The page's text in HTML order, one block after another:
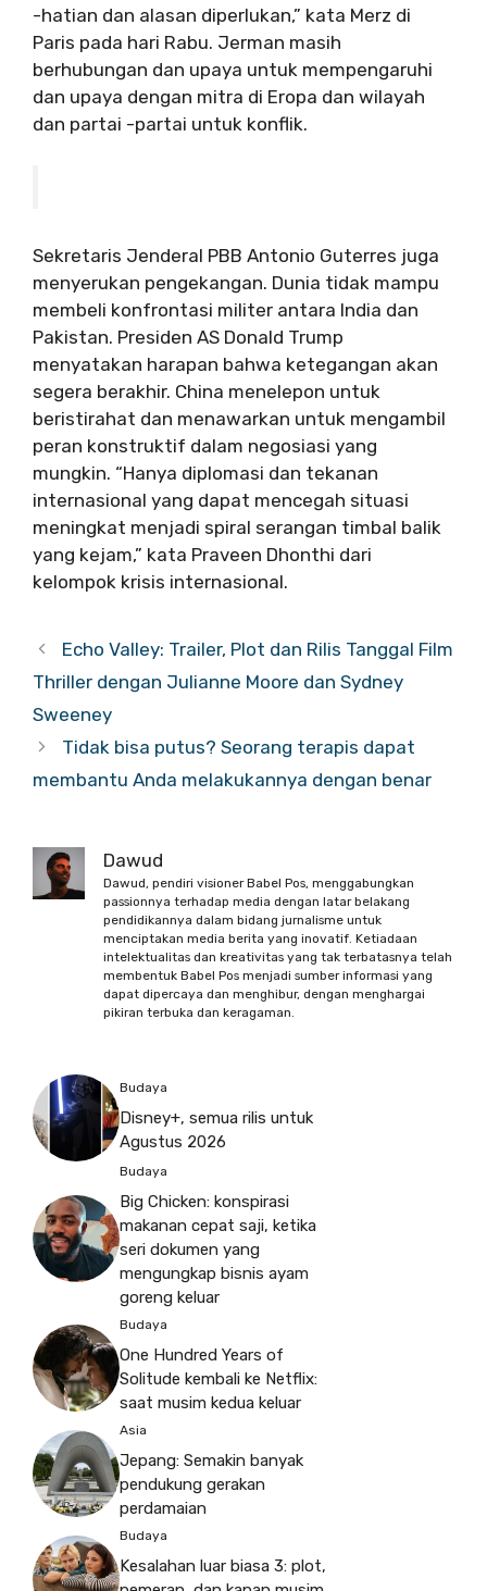
-hatian dan alasan diperlukan,” kata Merz di
Paris pada hari Rabu. Jerman masih
berhubungan dan upaya untuk mempengaruhi
dan upaya dengan mitra di Eropa dan wilayah
dan partai -partai untuk konflik.
Sekretaris Jenderal PBB Antonio Guterres juga
menyerukan pengekangan. Dunia tidak mampu
membeli konfrontasi militer antara India dan
Pakistan. Presiden AS Donald Trump
menyatakan harapan bahwa ketegangan akan
segera berakhir. China menelepon untuk
beristirahat dan menawarkan untuk mengambil
peran konstruktif dalam negosiasi yang
mungkin. “Hanya diplomasi dan tekanan
internasional yang dapat mencegah situasi
meningkat menjadi spiral serangan timbal balik
yang kejam,” kata Praveen Dhonthi dari
kelompok krisis internasional.
Echo Valley: Trailer, Plot dan Rilis Tanggal Film
Thriller dengan Julianne Moore dan Sydney
Sweeney
Tidak bisa putus? Seorang terapis dapat
membantu Anda melakukannya dengan benar
Dawud
Dawud, pendiri visioner Babel Pos, menggabungkan
passionnya terhadap media dengan latar belakang
pendidikannya dalam bidang jurnalisme untuk
menciptakan media berita yang inovatif. Ketiadaan
intelektualitas dan kreativitas yang tak terbatasnya telah
membentuk Babel Pos menjadi sumber informasi yang
dapat dipercaya dan menghibur, dengan menghargai
pikiran terbuka dan keragaman.
Budaya
Disney+, semua rilis untuk
Agustus 2026
Budaya
Big Chicken: konspirasi
makanan cepat saji, ketika
seri dokumen yang
mengungkap bisnis ayam
goreng keluar
Budaya
One Hundred Years of
Solitude kembali ke Netflix:
saat musim kedua keluar
Asia
Jepang: Semakin banyak
pendukung gerakan
perdamaian
Budaya
Kesalahan luar biasa 3: plot,